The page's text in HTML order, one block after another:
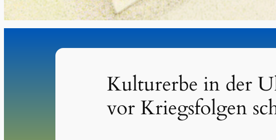
Kulturerbe in der
vor Kriegsfolgen